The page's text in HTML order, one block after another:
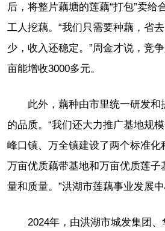
后，将整片藕塘的莲藕“打包”卖给
工人挖藕。“我们只需要种藕，省
少，收入还稳定。”周金才说，竞
亩能增收3000多元。
此外，藕种由市里统一研发
的品质。“我们还大力推广基地规
峰口镇、万全镇建设了两个标准化
万亩优质藕带基地和万亩优质莲子
量和质量。”洪湖市莲藕事业发展中
2024年，由洪湖市城发集团